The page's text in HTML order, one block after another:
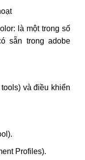
là một trong số
sẵn trong adobe
và điều khiển
Profiles).